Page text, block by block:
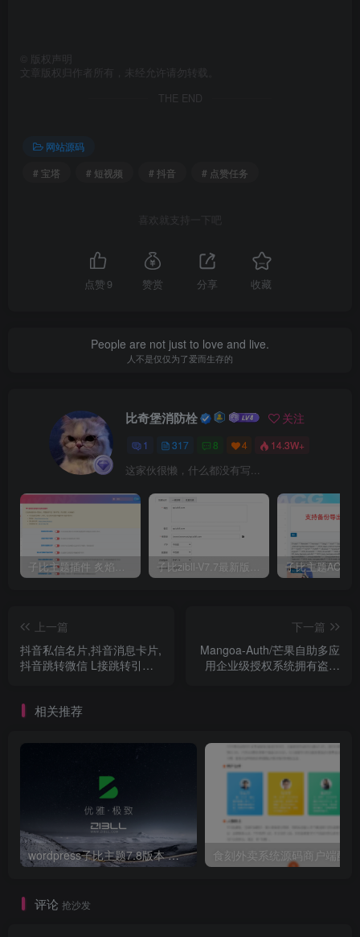
版权声明
文章版权归作者所有，未经允许请勿转载。
THE END
网站源码
# 宝塔
# 短视频 # 抖音 # 点赞任务
喜欢就支持一下吧
点赞 9 赞赏 分享 收藏
People are not just to love and live.
人不是仅仅为了爱而生存的
比奇堡消防栓 关注
1 317 8 4 14.3W+
这家伙很懒，什么都没有写...
子比主题插件 炙焰美化全开源插件V3.2版本 子比zibll-V7.7最新版完美破解授权教程
上一篇
抖音私信名片,抖音消息卡片,
抖音跳转微信 L接跳转引流
下一篇
Mangoa-Auth/芒果自助多应
用企业级授权系统拥有盗版
相关推荐
wordpress子比主题7.8版本 子比7.8 完美破解版 开心版 免授权 仅供本地学习使用 zibll官方原版下载
评论 抢沙发